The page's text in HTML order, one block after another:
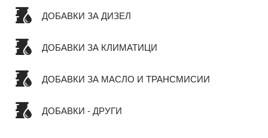
ДОБАВКИ ЗА ДИЗЕЛ
ДОБАВКИ ЗА КЛИМАТИЦИ
ДОБАВКИ ЗА МАСЛО И ТРАНСМИСИИ
ДОБАВКИ - ДРУГИ